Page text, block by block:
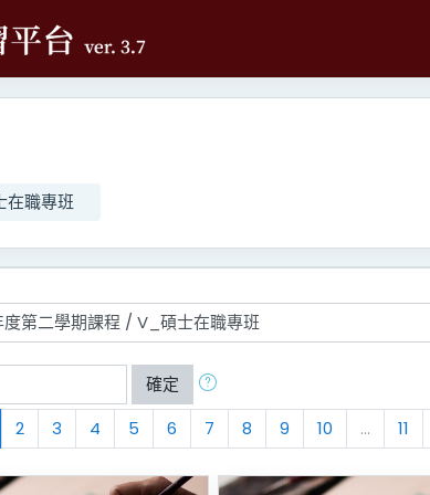
在職專班
確定
2 3 4 5 6 7 8 9 10 … 11